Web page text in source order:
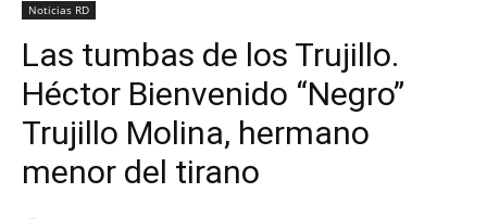
Noticias RD
Las tumbas de los Trujillo.
Héctor Bienvenido “Negro”
Trujillo Molina, hermano
menor del tirano